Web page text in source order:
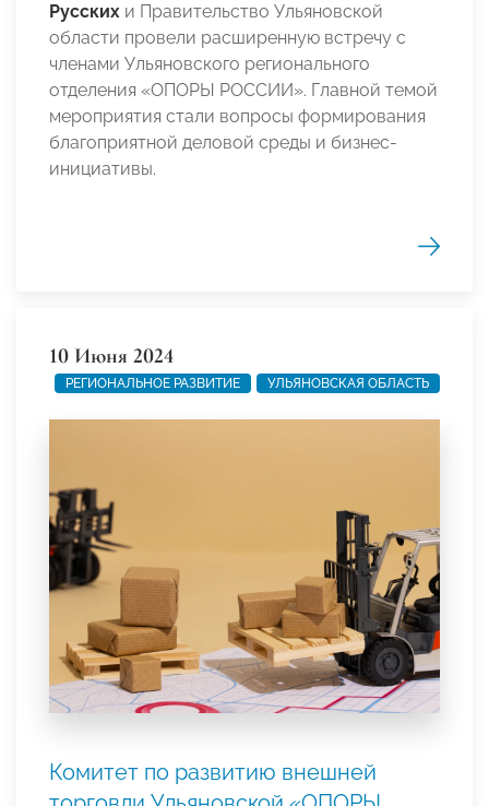
Русских и Правительство Ульяновской
области провели расширенную встречу с
членами Ульяновского регионального
отделения «ОПОРЫ РОССИИ». Главной темой
мероприятия стали вопросы формирования
благоприятной деловой среды и бизнес-
инициативы.
10 Июня 2024
РЕГИОНАЛЬНОЕ РАЗВИТИЕ УЛЬЯНОВСКАЯ ОБЛАСТЬ
Комитет по развитию внешней